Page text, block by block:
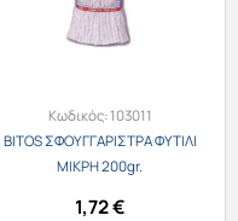
Κωδικός:103011
BITOS ΣΦΟΥΓΓΑΡΙΣΤΡΑ ΦΥΤΙΛΙ
ΜΙΚΡΗ 200gr.
1,72€